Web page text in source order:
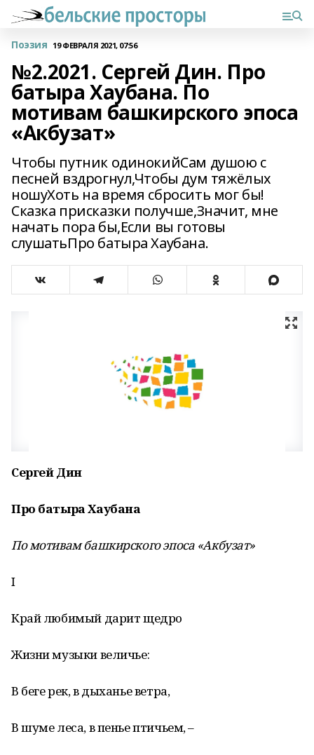
Поэзия 19 ФЕВРАЛЯ 2021, 07:56
№2.2021. Сергей Дин. Про
батыра Хаубана. По
мотивам башкирского эпоса
«Акбузат»
Чтобы путник одинокийСам душою с
песней вздрогнул,Чтобы дум тяжёлых
ношуХоть на время сбросить мог бы!
Сказка присказки получше,Значит, мне
начать пора бы,Если вы готовы
слушатьПро батыра Хаубана.
Сергей Дин
Про батыра Хаубана
По мотивам башкирского эпоса «Акбузат»
I
Край любимый дарит щедро
Жизни музыки величье:
В беге рек, в дыханье ветра,
В шуме леса, в пенье птичьем, –